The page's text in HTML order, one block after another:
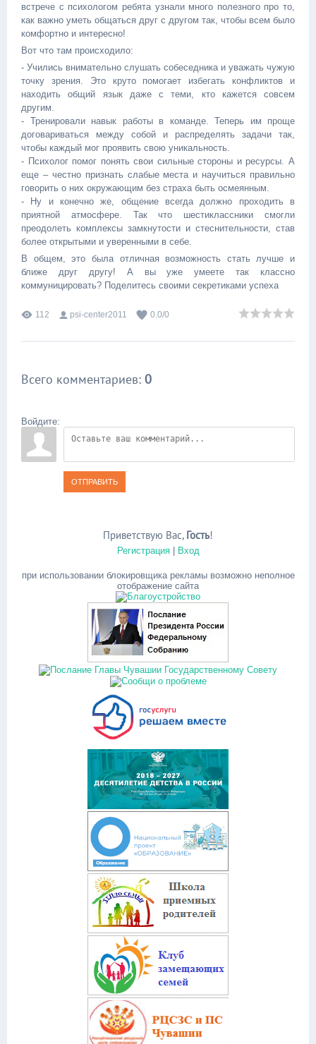
встрече с психологом ребята узнали много полезного про то,
как важно уметь общаться друг с другом так, чтобы всем было
комфортно и интересно!
Вот что там происходило:
- Учились внимательно слушать собеседника и уважать чужую
точку зрения. Это круто помогает избегать конфликтов и
находить общий язык даже с теми, кто кажется совсем
другим.
- Тренировали навык работы в команде. Теперь им проще
договариваться между собой и распределять задачи так,
чтобы каждый мог проявить свою уникальность.
- Психолог помог понять свои сильные стороны и ресурсы. А
еще – честно признать слабые места и научиться правильно
говорить о них окружающим без страха быть осмеянным.
- Ну и конечно же, общение всегда должно проходить в
приятной атмосфере. Так что шестиклассники смогли
преодолеть комплексы замкнутости и стеснительности, став
более открытыми и уверенными в себе.
В общем, это была отличная возможность стать лучше и
ближе друг другу! А вы уже умеете так классно
коммуницировать? Поделитесь своими секретиками успеха
112 psi-center2011 0.0/0
Всего комментариев: 0
Войдите:
ОТПРАВИТЬ
Приветствую Вас, Гость!
Регистрация| Вход
при использовании блокировщика рекламы возможно неполное
отображение сайта